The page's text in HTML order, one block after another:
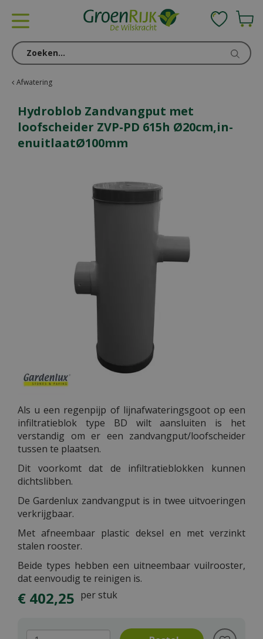
Afwatering
Hydroblob Zandvangput met
loofscheider ZVP-PD 615h Ø20cm,in-
enuitlaatØ100mm
Als u een regenpijp of lijnafwateringsgoot op een
infiltratieblok type BD wilt aansluiten is het
verstandig om er een zandvangput/loofscheider
tussen te plaatsen.
Dit voorkomt dat de infiltratieblokken kunnen
dichtslibben.
De Gardenlux zandvangput is in twee uitvoeringen
verkrijgbaar.
Met afneembaar plastic deksel en met verzinkt
stalen rooster.
Beide types hebben een uitneembaar vuilrooster,
dat eenvoudig te reinigen is.
€ 402,25 per stuk